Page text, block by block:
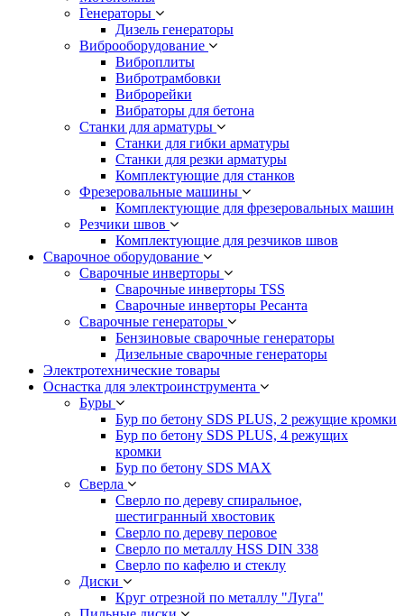
Генераторы
Дизель генераторы
Виброоборудование
Виброплиты
Вибротрамбовки
Виброрейки
Вибраторы для бетона
Станки для арматуры
Станки для гибки арматуры
Станки для резки арматуры
Комплектующие для станков
Фрезеровальные машины
Комплектующие для фрезеровальных машин
Резчики швов
Комплектующие для резчиков швов
Сварочное оборудование
Сварочные инверторы
Сварочные инверторы TSS
Сварочные инверторы Ресанта
Сварочные генераторы
Бензиновые сварочные генераторы
Дизельные сварочные генераторы
Электротехнические товары
Оснастка для электроинструмента
Буры
Бур по бетону SDS PLUS, 2 режущие кромки
Бур по бетону SDS PLUS, 4 режущих
кромки
Бур по бетону SDS MAX
Сверла
Сверло по дереву спиральное,
шестигранный хвостовик
Сверло по дереву перовое
Сверло по металлу HSS DIN 338
Сверло по кафелю и стеклу
Диски
Круг отрезной по металлу "Луга"